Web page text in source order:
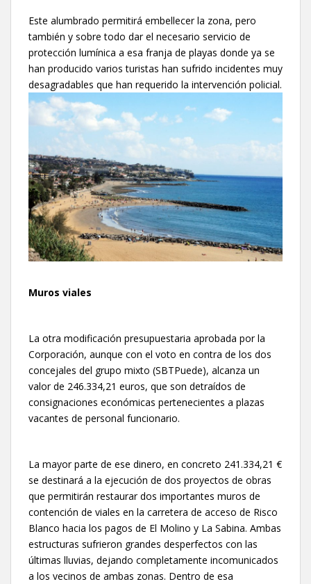
Este alumbrado permitirá embellecer la zona, pero
también y sobre todo dar el necesario servicio de
protección lumínica a esa franja de playas donde ya se
han producido varios turistas han sufrido incidentes muy
desagradables que han requerido la intervención policial.
Muros viales
La otra modificación presupuestaria aprobada por la
Corporación, aunque con el voto en contra de los dos
concejales del grupo mixto (SBTPuede), alcanza un
valor de 246.334,21 euros, que son detraídos de
consignaciones económicas pertenecientes a plazas
vacantes de personal funcionario.
La mayor parte de ese dinero, en concreto 241.334,21 €
se destinará a la ejecución de dos proyectos de obras
que permitirán restaurar dos importantes muros de
contención de viales en la carretera de acceso de Risco
Blanco hacia los pagos de El Molino y La Sabina. Ambas
estructuras sufrieron grandes desperfectos con las
últimas lluvias, dejando completamente incomunicados
a los vecinos de ambas zonas. Dentro de esa